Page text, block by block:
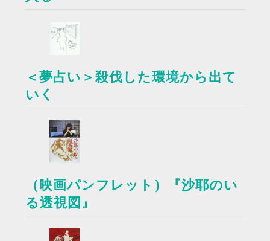
＜夢占い＞殺伐した環境から出て
いく
（映画パンフレット）『沙耶のい
る透視図』